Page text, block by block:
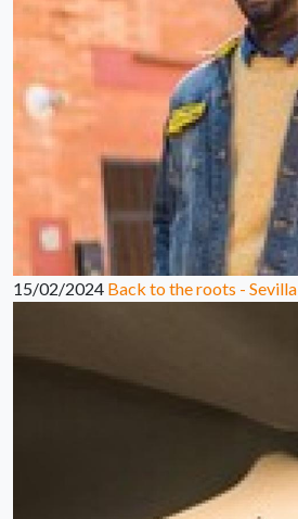
15/02/2024 Back to the roots - Sevilla